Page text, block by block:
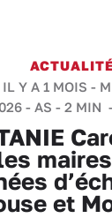
Y A 1 MOIS -
- AS - 2 MIN
et